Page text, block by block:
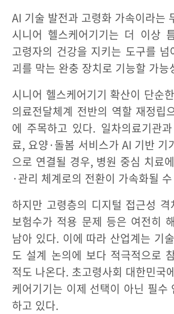
AI 기술 발전과 고령화 가속이라는
시니어 헬스케어기기는 더 이상
고령자의 건강을 지키는 도구를
괴를 막는 완충 장치로 기능할 가능
시니어 헬스케어기기 확산이 단순
의료전달체계 전반의 역할 재정립
에 주목하고 있다. 일차의료기관
료, 요양·돌봄 서비스가 AI 기반 기
으로 연결될 경우, 병원 중심 치료
·관리 체계로의 전환이 가속화될
하지만 고령층의 디지털 접근성
보험수가 적용 문제 등은 여전히
남아 있다. 이에 따라 산업계는 기
도 설계 논의에 보다 적극적으로
적도 나온다. 초고령사회 대한민국
케어기기는 이제 선택이 아닌 필수
하고 있다.